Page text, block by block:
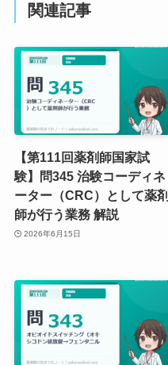
関連記事
【第111回薬剤師国家試
験】問345 治験コーディネ
ーター（CRC）として薬剤
師が行う業務 解説
2026年6月15日